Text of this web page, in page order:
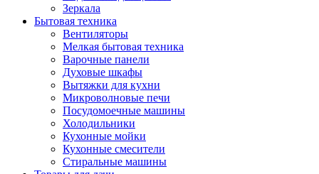
Зеркала
Бытовая техника
Вентиляторы
Мелкая бытовая техника
Варочные панели
Духовые шкафы
Вытяжки для кухни
Микроволновые печи
Посудомоечные машины
Холодильники
Кухонные мойки
Кухонные смесители
Стиральные машины